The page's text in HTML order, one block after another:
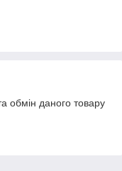
обмін даного товару